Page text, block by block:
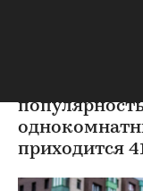
приходится